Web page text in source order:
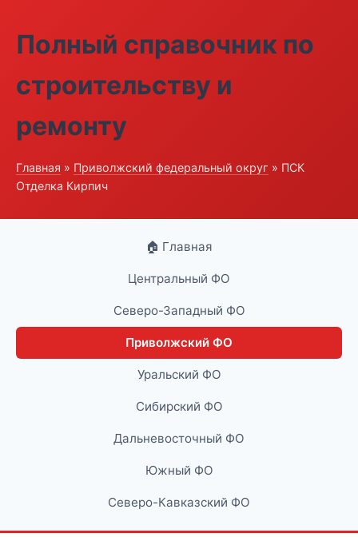
Полный справочник по
строительству и
ремонту
Главная » Приволжский федеральный округ » ПСК
Отделка Кирпич
🏠 Главная
Центральный ФО
Северо-Западный ФО
Приволжский ФО
Уральский ФО
Сибирский ФО
Дальневосточный ФО
Южный ФО
Северо-Кавказский ФО